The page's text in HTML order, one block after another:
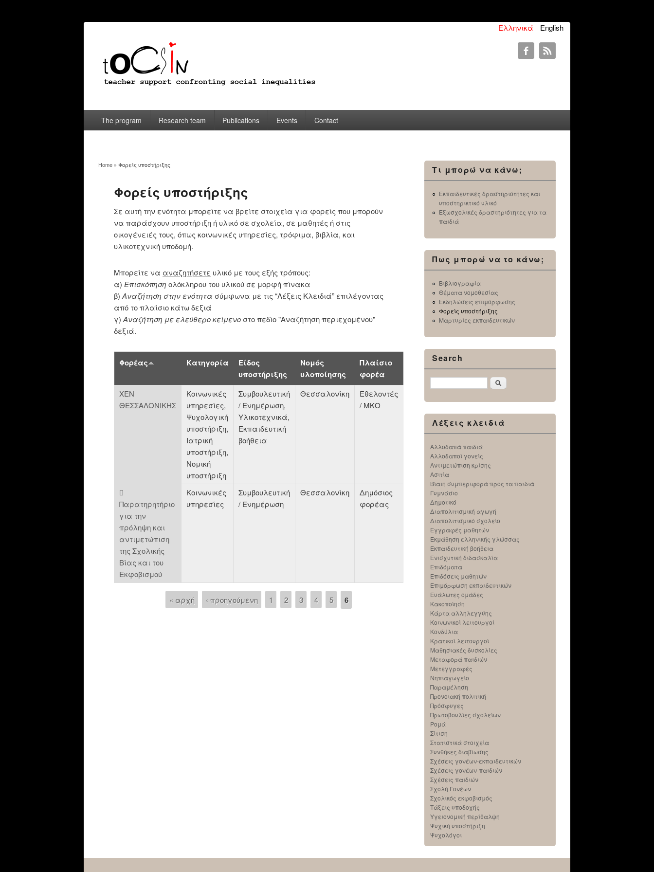
English
Ελληνικά
The program Research team Publications Events Contact
You are here
Home » Φορείς υποστήριξης
Φορείς υποστήριξης
Σε αυτή την ενότητα μπορείτε να βρείτε στοιχεία για φορείς που μπορούν
να παράσχουν υποστήριξη ή υλικό σε σχολεία, σε μαθητές ή στις
οικογένειές τους, όπως κοινωνικές υπηρεσίες, τρόφιμα, βιβλία, και
υλικοτεχνική υποδομή.
Μπορείτε να αναζητήσετε υλικό με τους εξής τρόπους:
α) Επισκόπηση ολόκληρου του υλικού σε μορφή πίνακα
β) Αναζήτηση στην ενότητα σύμφωνα με τις “Λέξεις Κλειδιά” επιλέγοντας
από το πλαίσιο κάτω δεξιά
γ) Aναζήτηση με ελεύθερο κείμενο στο πεδίο "Αναζήτηση περιεχομένου"
δεξιά.
Φορέας Κατηγορία
Είδος
υποστήριξης
Νομός
υλοποίησης
Πλαίσιο
φορέα
ΧΕΝ
ΘΕΣΣΑΛΟΝΙΚΗΣ
Κοινωνικές
υπηρεσίες,
Ψυχολογική
υποστήριξη,
Ιατρική
υποστήριξη,
Νομική
υποστήριξη
Συμβουλευτική
/ Ενημέρωση,
Υλικοτεχνικά,
Εκπαιδευτική
βοήθεια
Θεσσαλονίκη
Εθελοντές
/ ΜΚΟ

Παρατηρητήριο
για την
πρόληψη και
αντιμετώπιση
της Σχολικής
Βίας και του
Εκφοβισμού
Κοινωνικές
υπηρεσίες
Συμβουλευτική
/ Ενημέρωση
Θεσσαλονίκη
Δημόσιος
φορέας
« αρχή ‹ προηγούμενη 1 2 3 4 5 6
Τι μπορώ να κάνω;
Εκπαιδευτικές δραστηριότητες και
υποστηρικτικό υλικό
Εξωσχολικές δραστηριότητες για τα
παιδιά
Πως μπορώ να το κάνω;
Βιβλιογραφία
Θέματα νομοθεσίας
Εκδηλώσεις επιμόρφωσης
Φορείς υποστήριξης
Μαρτυρίες εκπαιδευτικών
Search
Αναζήτηση
Λέξεις κλειδιά
Αλλοδαπά παιδιά
Αλλοδαποί γονείς
Αντιμετώπιση κρίσης
Ασιτία
Βίαιη συμπεριφορά προς τα παιδιά
Γυμνάσιο
Δημοτικό
Διαπολιτισμική αγωγή
Διαπολιτισμικό σχολείο
Εγγραφές μαθητών
Εκμάθηση ελληνικής γλώσσας
Εκπαιδευτική βοήθεια
Ενισχυτική διδασκαλία
Επιδόματα
Επιδόσεις μαθητών
Επιμόρφωση εκπαιδευτικών
Ευάλωτες ομάδες
Κακοποίηση
Κάρτα αλληλεγγύης
Κοινωνικοί λειτουργοί
Κονδύλια
Κρατικοί λειτουργοί
Μαθησιακές δυσκολίες
Μεταφορά παιδιών
Μετεγγραφές
Νηπιαγωγείο
Παραμέληση
Προνοιακή πολιτική
Πρόσφυγες
Πρωτοβουλίες σχολείων
Ρομά
Σίτιση
Στατιστικά στοιχεία
Συνθήκες διαβίωσης
Σχέσεις γονέων-εκπαιδευτικών
Σχέσεις γονέων-παιδιών
Σχέσεις παιδιών
Σχολή Γονέων
Σχολικός εκφοβισμός
Τάξεις υποδοχής
Υγειονομική περίθαλψη
Ψυχική υποστήριξη
Ψυχολόγοι